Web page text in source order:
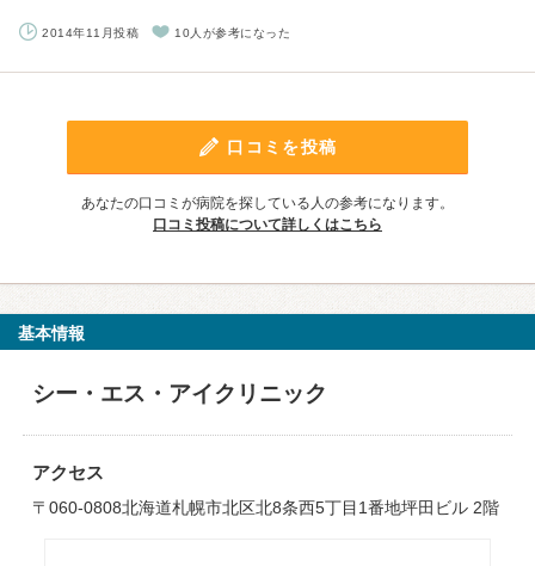
2014年11月投稿 10人が参考になった
口コミを投稿
あなたの口コミが病院を探している人の参考になります。
口コミ投稿について詳しくはこちら
基本情報
シー・エス・アイクリニック
アクセス
〒060-0808北海道札幌市北区北8条西5丁目1番地坪田ビル 2階